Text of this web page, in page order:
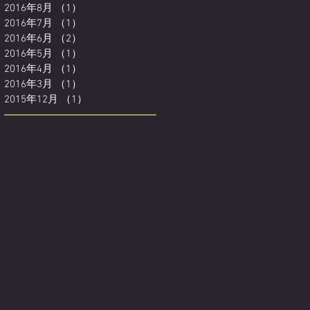
2016年8月
（1）
2016年7月
（1）
2016年6月
（2）
2016年5月
（1）
2016年4月
（1）
2016年3月
（1）
2015年12月
（1）